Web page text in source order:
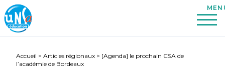
Accueil > Articles régionaux > [Agenda] le prochain CSA de
l’académie de Bordeaux